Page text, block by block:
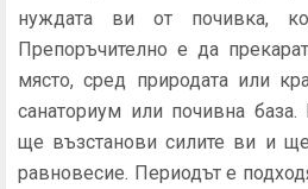
нуждата ви от почивка,
Препоръчително е да
място, сред природата или
санаториум или почивна база.
ще възстанови силите ви и
равновесие. Периодът е